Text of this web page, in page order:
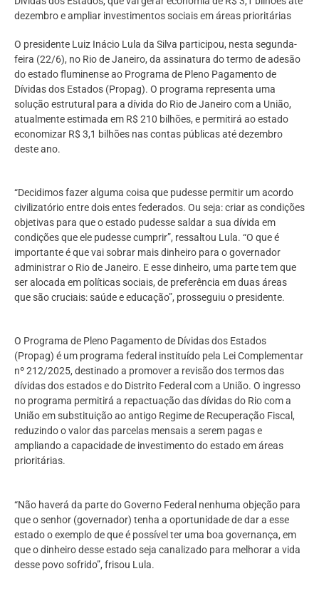
dezembro e ampliar investimentos sociais em áreas prioritárias
O presidente Luiz Inácio Lula da Silva participou, nesta segunda-
feira (22/6), no Rio de Janeiro, da assinatura do termo de adesão
do estado fluminense ao Programa de Pleno Pagamento de
Dívidas dos Estados (Propag). O programa representa uma
solução estrutural para a dívida do Rio de Janeiro com a União,
atualmente estimada em R$ 210 bilhões, e permitirá ao estado
economizar R$ 3,1 bilhões nas contas públicas até dezembro
deste ano.
“Decidimos fazer alguma coisa que pudesse permitir um acordo
civilizatório entre dois entes federados. Ou seja: criar as condições
objetivas para que o estado pudesse saldar a sua dívida em
condições que ele pudesse cumprir”, ressaltou Lula. “O que é
importante é que vai sobrar mais dinheiro para o governador
administrar o Rio de Janeiro. E esse dinheiro, uma parte tem que
ser alocada em políticas sociais, de preferência em duas áreas
que são cruciais: saúde e educação”, prosseguiu o presidente.
O Programa de Pleno Pagamento de Dívidas dos Estados
(Propag) é um programa federal instituído pela Lei Complementar
nº 212/2025, destinado a promover a revisão dos termos das
dívidas dos estados e do Distrito Federal com a União. O ingresso
no programa permitirá a repactuação das dívidas do Rio com a
União em substituição ao antigo Regime de Recuperação Fiscal,
reduzindo o valor das parcelas mensais a serem pagas e
ampliando a capacidade de investimento do estado em áreas
prioritárias.
“Não haverá da parte do Governo Federal nenhuma objeção para
que o senhor (governador) tenha a oportunidade de dar a esse
estado o exemplo de que é possível ter uma boa governança, em
que o dinheiro desse estado seja canalizado para melhorar a vida
desse povo sofrido”, frisou Lula.